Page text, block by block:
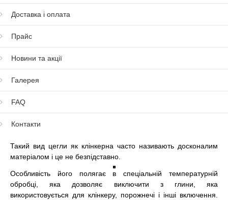
Доставка і оплата
Прайс
Новини та акції
Галерея
FAQ
Контакти
Такий вид цегли як клінкерна часто називають досконалим
матеріалом і це не безпідставно.
Особливість його полягає в спеціальній температурній
обробці, яка дозволяє виключити з глини, яка
використовується для клінкеру, порожнечі і інші включення.